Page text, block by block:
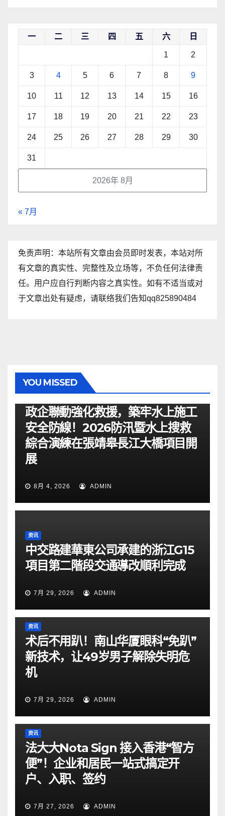
2026年 8月
一 二 三 四 五 六 日
1 2
3 4 5 6 7 8 9
10 11 12 13 14 15 16
17 18 19 20 21 22 23
24 25 26 27 28 29 30
31
« 7月
免责声明：本站所有文章由会员即时发表，本站对所
有文章的真实性、完整性及立场等，不负任何法律责
任。用户应自行判断内容之真实性。如有不适当或对
于文章出处有疑虑，请联络我们告知qq825890484
YOU MISSED
政企聯動強化救援，築牢水上施工
安全防線！2026防汛暨水上搜救
綜合演練在張靖皋長江大橋項目開
展
8月 4, 2026 ADMIN
资讯
中交路建華東公司承建的浙江G15
項目第二階段交通導改順利完成
7月 29, 2026 ADMIN
资讯
术后不用趴！南山华厦眼科“免趴”
新技术，让49岁男子解除失明危
机
7月 29, 2026 ADMIN
资讯
法大大Nota Sign 接入香港“智方
便”！企业和居民一站式搞定开
户、入职、签约
7月 27, 2026 ADMIN